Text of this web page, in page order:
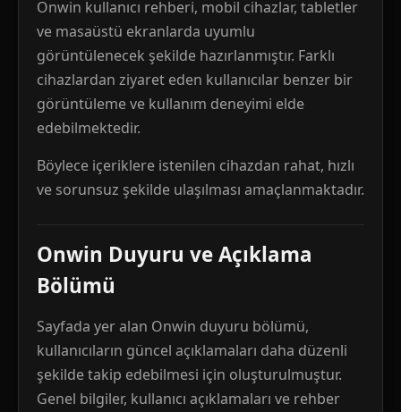
Onwin kullanıcı rehberi, mobil cihazlar, tabletler
ve masaüstü ekranlarda uyumlu
görüntülenecek şekilde hazırlanmıştır. Farklı
cihazlardan ziyaret eden kullanıcılar benzer bir
görüntüleme ve kullanım deneyimi elde
edebilmektedir.
Böylece içeriklere istenilen cihazdan rahat, hızlı
ve sorunsuz şekilde ulaşılması amaçlanmaktadır.
Onwin Duyuru ve Açıklama
Bölümü
Sayfada yer alan Onwin duyuru bölümü,
kullanıcıların güncel açıklamaları daha düzenli
şekilde takip edebilmesi için oluşturulmuştur.
Genel bilgiler, kullanıcı açıklamaları ve rehber